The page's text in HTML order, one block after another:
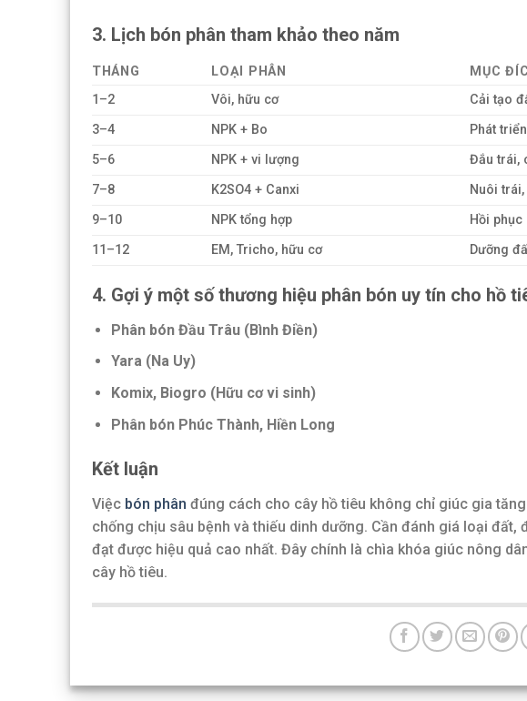
3. Lịch bón phân tham khảo theo năm
THÁNG LOẠI PHÂN
MỤC
1–2
Vôi, hữu cơ
Cải tạo
3–4
NPK + Bo
Phát
5–6
NPK + vi lượng
Đắu trái,
7–8
K2SO4 + Canxi
Nuôi
9–10
NPK tổng hợp
Hồi phục
11–12
EM, Tricho, hữu cơ Dưỡng
4. Gợi ý một số thương hiệu phân bón uy tín cho hồ
Phân bón Đầu Trâu (Bình Điền)
Yara (Na Uy)
Komix, Biogro (Hữu cơ vi sinh)
Phân bón Phúc Thành, Hiền Long
Kết luận
Việc bón phân đúng cách cho cây hồ tiêu không chỉ giúc gia
chống chịu sâu bệnh và thiếu dinh dưỡng. Cần đánh giá loại đất,
đạt được hiệu quả cao nhất. Đây chính là chìa khóa giúc nông
cây hồ tiêu.